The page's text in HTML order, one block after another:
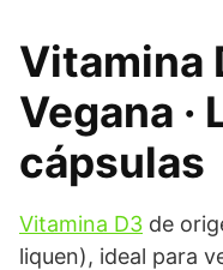
Vitamina
Vegana ·
cápsulas
Vitamina D3 de
liquen), ideal para